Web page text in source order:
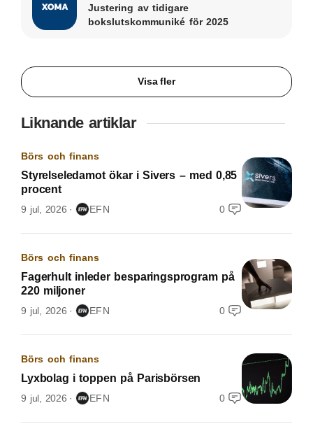
Justering av tidigare
bokslutskommuniké för 2025
Visa fler
Liknande artiklar
Börs och finans
Styrelseledamot ökar i Sivers – med 0,85
procent
9 jul, 2026 EFN 0
Börs och finans
Fagerhult inleder besparingsprogram på
220 miljoner
9 jul, 2026 EFN 0
Börs och finans
Lyxbolag i toppen på Parisbörsen
9 jul, 2026 EFN 0